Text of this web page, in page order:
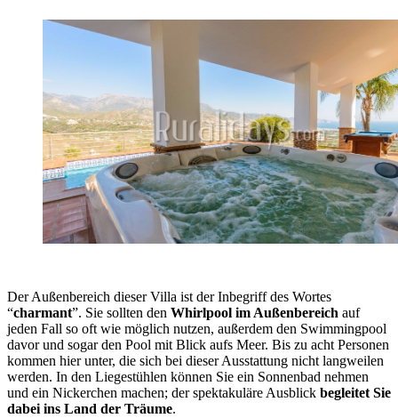
Der Außenbereich dieser Villa ist der Inbegriff des Wortes
“charmant”. Sie sollten den Whirlpool im Außenbereich auf
jeden Fall so oft wie möglich nutzen, außerdem den Swimmingpool
davor und sogar den Pool mit Blick aufs Meer. Bis zu acht Personen
kommen hier unter, die sich bei dieser Ausstattung nicht langweilen
werden. In den Liegestühlen können Sie ein Sonnenbad nehmen
und ein Nickerchen machen; der spektakuläre Ausblick begleitet Sie
dabei ins Land der Träume.